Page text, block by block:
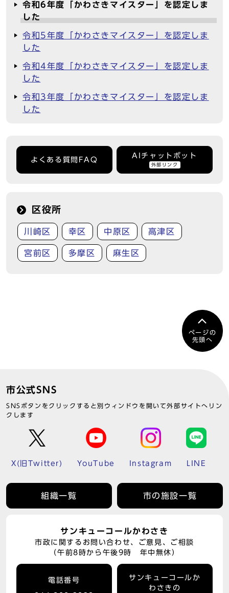
令和6年度「かわさきマイスター」を認定しま
した
令和5年度「かわさきマイスター」を認定しま
した
令和4年度「かわさきマイスター」を認定しま
した
令和3年度「かわさきマイスター」を認定しま
した
よくある質問FAQ
AIチャットボット
外部リンク
区役所
川崎区 幸区 中原区 高津区
宮前区 多摩区 麻生区
ページの
先頭へ
市公式SNS
SNSボタンをクリックすると別ウィンドウを開いて外部サイトへリン
クします
X(旧Twitter) YouTube Instagram LINE
組織一覧 市の施設一覧
サンキューコールかわさき
市政に関するお問い合わせ、ご意見、ご相談
（午前8時から午後9時 年中無休）
電話番号
サンキューコールか
わさきの